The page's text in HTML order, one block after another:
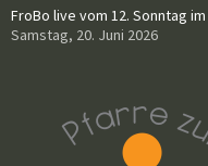
FroBo live vom 12. Sonntag
Samstag, 20. Juni 2026